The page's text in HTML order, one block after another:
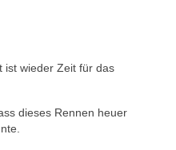
ist wieder Zeit für das
dieses Rennen heuer